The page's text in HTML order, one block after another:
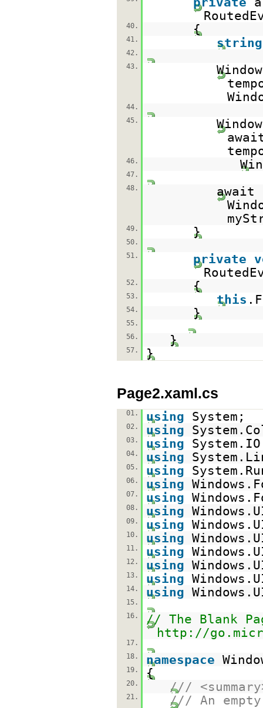
40. {
41. string
42.
43.
44.
45.
46.
47.
48.
await
49. }
50.
51.
private
52. {
53. this
54. }
55.
56.
}
57. }
Page2.xaml.cs
01. using System;
02. using
03. using
04. using
05. using
06. using
07. using
08. using
09. using
10. using
11. using
12. using
13. using
14. using
15.
16.
// The Blank
http://
17.
18.
namespace
19. {
20. ///
21.
/// An